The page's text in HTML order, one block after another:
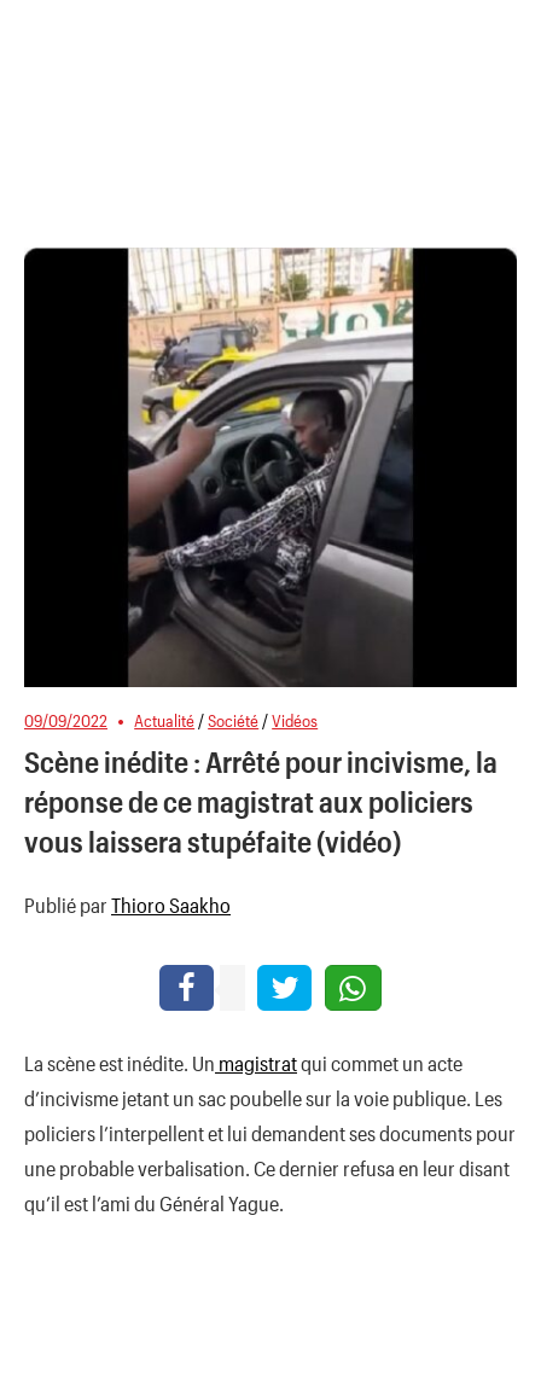
09/09/2022 Actualité /Société /Vidéos
Scène inédite : Arrêté pour incivisme, la
réponse de ce magistrat aux policiers
vous laissera stupéfaite (vidéo)
Publié par Thioro Saakho
La scène est inédite. Un magistratqui commet un acte
d’incivisme jetant un sac poubelle sur la voie publique. Les
policiers l’interpellent et lui demandent ses documents pour
une probable verbalisation. Ce dernier refusa en leur disant
qu’il est l’ami du Général Yague.